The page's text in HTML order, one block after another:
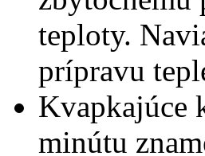
teploty.
prípravu
Kvapkajúce
minútu